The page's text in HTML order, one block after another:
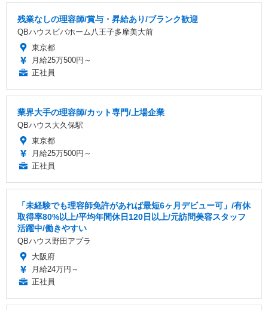
残業なしの理容師/賞与・昇給あり/ブランク歓迎
QBハウスビバホーム八王子多摩美大前
東京都
月給25万500円～
正社員
業界大手の理容師/カット専門/上場企業
QBハウス大久保駅
東京都
月給25万500円～
正社員
「未経験でも理容師免許があれば最短6ヶ月デビュー可」/有休
取得率80%以上/平均年間休日120日以上/元訪問美容スタッフ
活躍中/働きやすい
QBハウス野田アプラ
大阪府
月給24万円～
正社員